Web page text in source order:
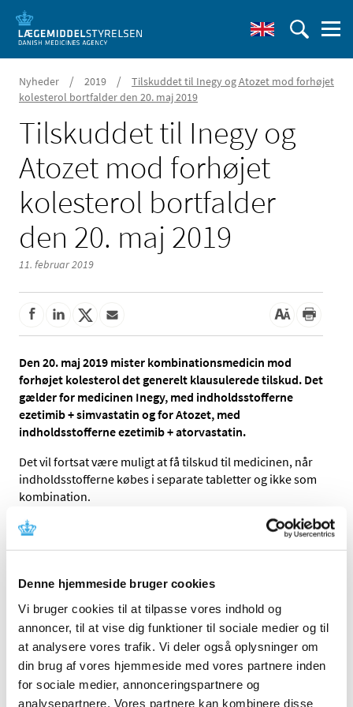
Denne hjemmeside bruger cookies
Vi bruger cookies til at tilpasse vores indhold og
annoncer, til at vise dig funktioner til sociale medier og til
at analysere vores trafik. Vi deler også oplysninger om
din brug af vores hjemmeside med vores partnere inden
for sociale medier, annonceringspartnere og
analysepartnere. Vores partnere kan kombinere disse
Nyheder / 2019 /
Tilskuddet til Inegy og Atozet mod forhøjet
kolesterol bortfalder den 20. maj 2019
Tilskuddet til Inegy og
Atozet mod forhøjet
kolesterol bortfalder
den 20. maj 2019
11. februar 2019
Den 20. maj 2019 mister kombinationsmedicin mod
forhøjet kolesterol det generelt klausulerede tilskud. Det
gælder for medicinen Inegy, med indholdsstofferne
ezetimib + simvastatin og for Atozet, med
indholdsstofferne ezetimib + atorvastatin.
Det vil fortsat være muligt at få tilskud til medicinen, når
indholdsstofferne købes i separate tabletter og ikke som
kombination.
Tilskuddet bortfalder, fordi prisen på kombinationerne
i separate tabletter.
Læger og apoteker får besked om
tilskudsændringen
Lægemiddelstyrelsen har udarbejdet etinformationsark
til patienterne om tilskudsændringen. Informationsarket
er sendt til landets apoteker, så patienter kan få udleveret
informationsarket sammen med en opfordring om at